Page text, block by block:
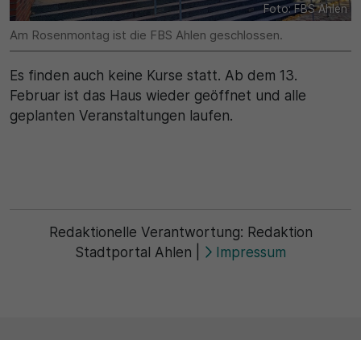
Foto: FBS Ahlen
Am Rosenmontag ist die FBS Ahlen geschlossen.
Es finden auch keine Kurse statt. Ab dem 13.
Februar ist das Haus wieder geöffnet und alle
geplanten Veranstaltungen laufen.
Redaktionelle Verantwortung: Redaktion
Stadtportal Ahlen
Impressum
Name
SgCookieOptin.lastPreferences
Anbieter
Cookie Consent / Ahlen
Dieser Wert speichert Ihre Consent-Einstellungen.
Unter anderem eine zufällig generierte ID, für die
Matomo
1 Jahr
Zweck
_pk_ses\..*$